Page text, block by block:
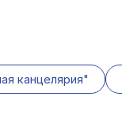
канцелярия"